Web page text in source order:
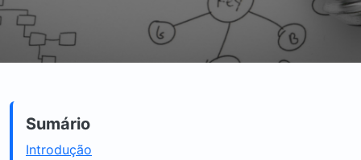
Sumário
Introdução